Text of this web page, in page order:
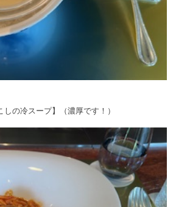
の冷スープ】（濃厚です！）